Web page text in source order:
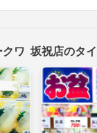
クワ 坂祝店のタ